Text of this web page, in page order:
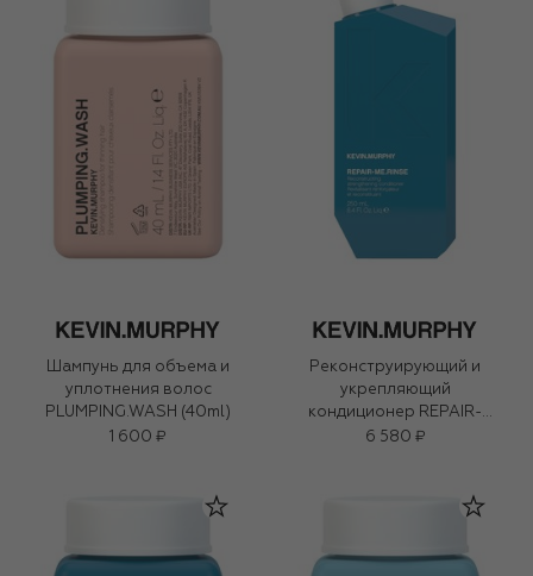
Шампунь для объема и
уплотнения волос
PLUMPING.WASH (40ml)
1 600 ₽
Реконструирующий и
укрепляющий
кондиционер REPAIR-
ME.RINSE (250ml)
6 580 ₽